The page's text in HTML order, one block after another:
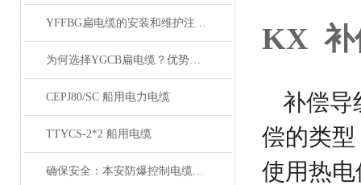
YFFBG扁电缆的安装和维护注意事项是什么
为何选择YGCB扁电缆？优势与技术详解
CEPJ80/SC 船用电力电缆
TTYCS-2*2 船用电缆
确保安全：本安防爆控制电缆在工业中的重要性
KX 补
补偿导
偿的类
使用热